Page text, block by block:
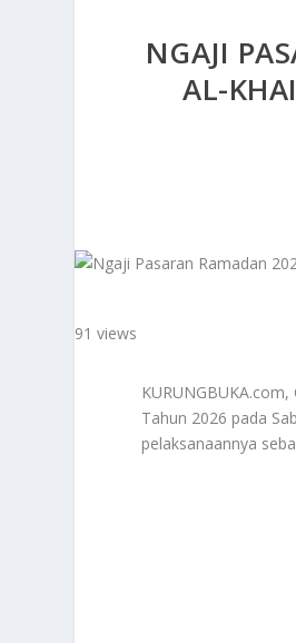
NGAJI
AL-
91 views
Tahun 2026 pada
pelaksanaannya